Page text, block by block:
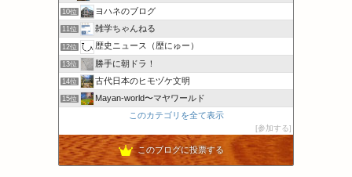
10位 ヨハネのブログ
11位 雑学ちゃんねる
12位 歴史ニュース（歴にゅー）
13位 勝手に朝ドラ！
14位 古代日本のヒモヅケ文明
15位
Mayan‐world〜マヤワールド
このカテゴリを全て表示
参加する
このブログに投票する